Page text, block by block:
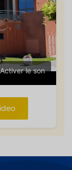
Activer le son